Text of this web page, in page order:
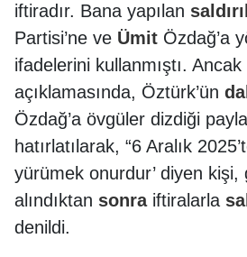
iftiradır. Bana yapılan
Partisi’ne ve Ümit Özdağ’a
ifadelerini kullanmıştı.
açıklamasında, Öztürk’ün
Özdağ’a övgüler dizdiği
hatırlatılarak, “6 Aralık
yürümek onurdur’ diyen kişi,
alındıktan sonraiftiralarla
denildi.